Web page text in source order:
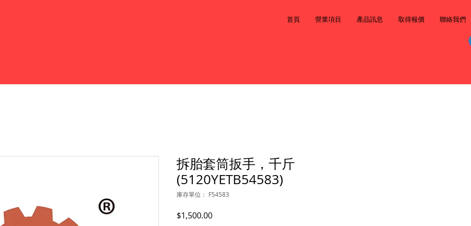
首頁 營業項目 產品訊息 取得報價 聯絡我們
拆胎套筒扳手，千斤
(5120YETB54583)
庫存單位： F54583
$1,500.00價